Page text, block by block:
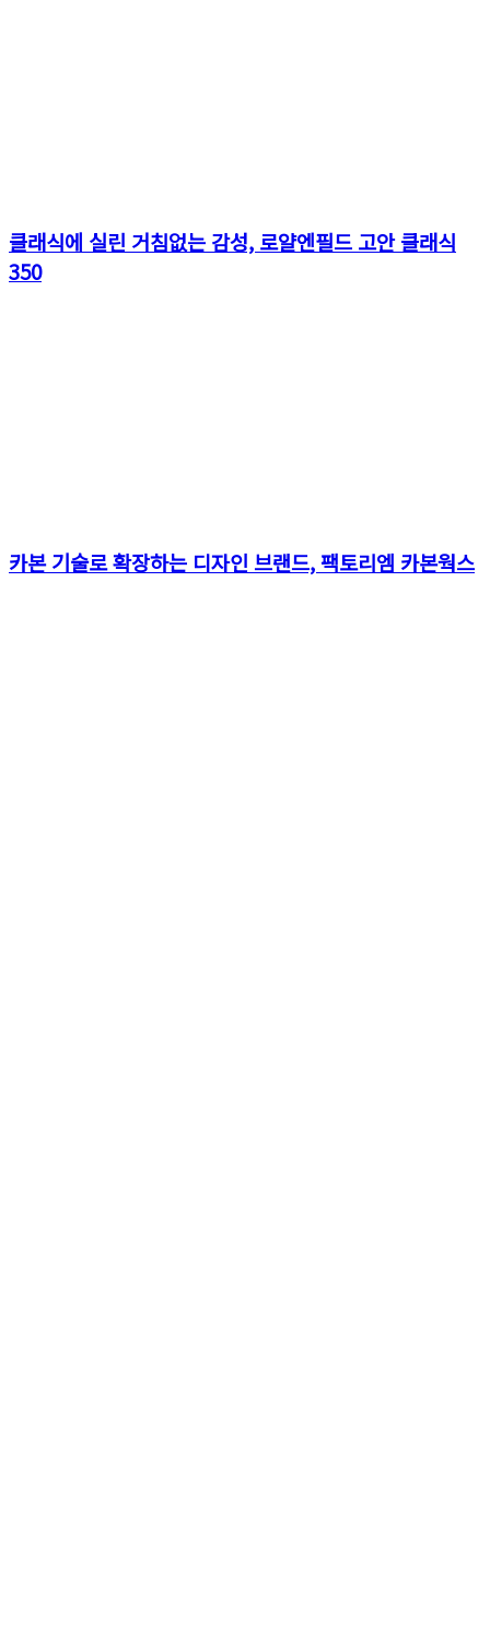
클래식에 실린 거침없는 감성, 로얄엔필드 고안 클래식
350
카본 기술로 확장하는 디자인 브랜드, 팩토리엠 카본웍스